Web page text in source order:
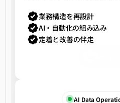
業務構造を再設計
AI・自動化の組み込み
定着と改善の伴走
AI Data